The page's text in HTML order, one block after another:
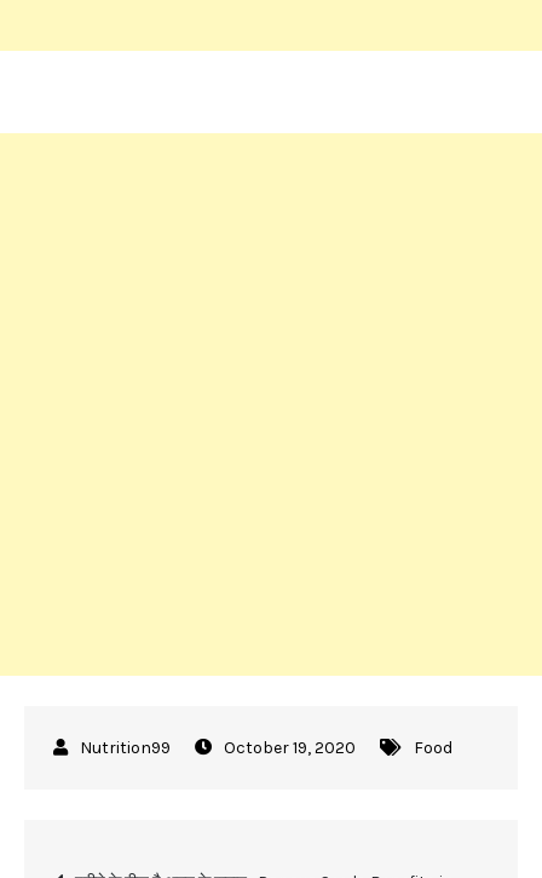
October 19, 2020 Food